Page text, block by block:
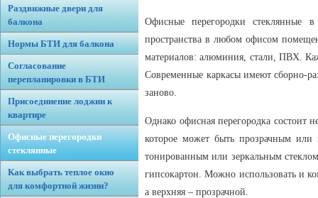
Раздвижные двери для
балкона
Нормы БТИ для балкона
Согласование
перепланировки в БТИ
Присоединение лоджии к
квартире
Офисные перегородки
стеклянные
Как выбрать теплое окно
для комфортной жизни?
Офисные перегородки стеклянные
пространства в любом офисом
материалов: алюминия, стали, ПВХ.
Современные каркасы имеют сборно-
заново.
Однако офисная перегородка состоит
которое может быть прозрачным или
тонированным или зеркальным
гипсокартон. Можно использовать и
а верхняя – прозрачной.